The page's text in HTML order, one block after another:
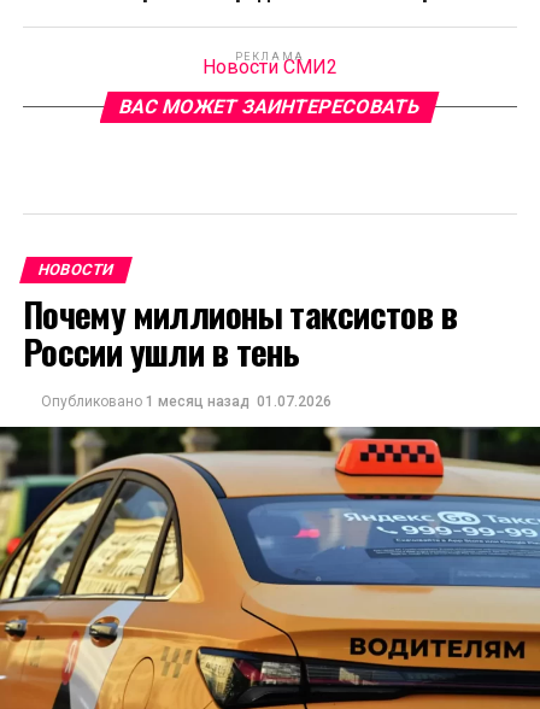
РЕКЛАМА
Новости СМИ2
ВАС МОЖЕТ ЗАИНТЕРЕСОВАТЬ
НОВОСТИ
Почему миллионы таксистов в
России ушли в тень
Опубликовано 1 месяц назад 01.07.2026